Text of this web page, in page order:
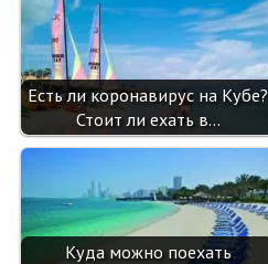
Есть ли коронавирус на Кубе?
Стоит ли ехать в…
Куда можно поехать